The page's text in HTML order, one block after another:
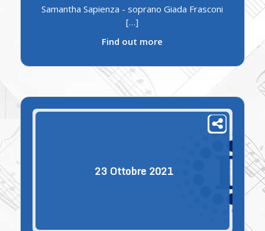
Samantha Sapienza - soprano Giada Frasconi
[…]
Find out more
23 Ottobre 2021